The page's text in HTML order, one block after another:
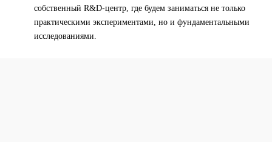
собственный R&D-центр, где будем заниматься не только
практическими экспериментами, но и фундаментальными
исследованиями.